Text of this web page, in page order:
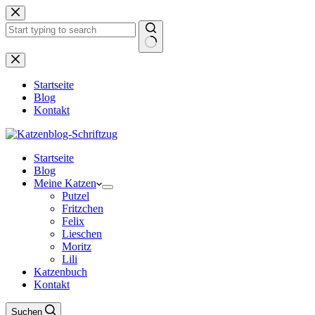
Zum
Inhalt
springen
Keine
Ergebnisse
Startseite
Blog
Kontakt
Startseite
Blog
Meine Katzen
Putzel
Fritzchen
Felix
Lieschen
Moritz
Lili
Katzenbuch
Kontakt
Suchen